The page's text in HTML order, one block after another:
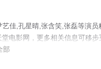
佳,孔星晴,张含笑,张磊等演
电影网，更多相关信息可移
部